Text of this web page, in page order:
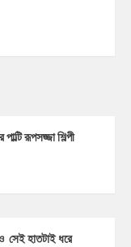
রূপসজ্জা শিল্পী
সেই হাতটাই ধরে